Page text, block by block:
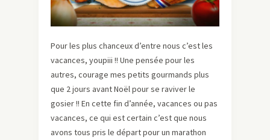
Pour les plus chanceux d’entre nous c’est les
vacances, youpiii !! Une pensée pour les
autres, courage mes petits gourmands plus
que 2 jours avant Noël pour se raviver le
gosier !! En cette fin d’année, vacances ou pas
vacances, ce qui est certain c’est que nous
avons tous pris le départ pour un marathon